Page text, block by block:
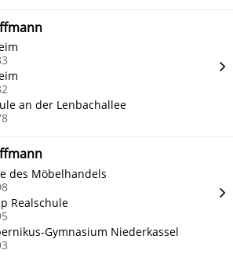
an der Lenbachallee
des Möbelhandels
Realschule
Gymnasium Niederkassel